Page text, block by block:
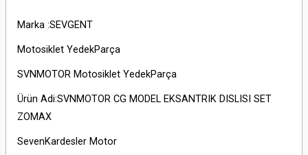
Marka :SEVGENT
Motosiklet YedekParça
SVNMOTOR Motosiklet YedekParça
Ürün Adi:SVNMOTOR CG MODEL EKSANTRIK DISLISI SET
ZOMAX
SevenKardesler Motor